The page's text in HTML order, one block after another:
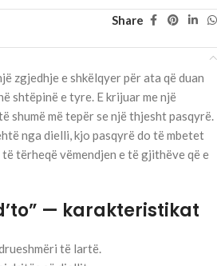
Share
zgjedhje e shkëlqyer për ata që duan
shtëpinë e tyre. E krijuar me një
shumë më tepër se një thjesht pasqyrë.
nga dielli, kjo pasqyrë do të mbetet
tërheqë vëmendjen e të gjithëve që e
— karakteristikat
të lartë.